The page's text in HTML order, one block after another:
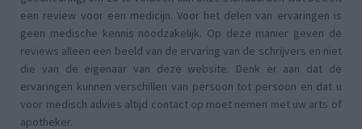
een review voor een medicijn. Voor het delen van ervaringen is
geen medische kennis noodzakelijk. Op deze manier geven de
reviews alleen een beeld van de ervaring van de schrijvers en niet
die van de eigenaar van deze website. Denk er aan dat de
ervaringen kunnen verschillen van persoon tot persoon en dat u
voor medisch advies altijd contact op moet nemen met uw arts of
apotheker.